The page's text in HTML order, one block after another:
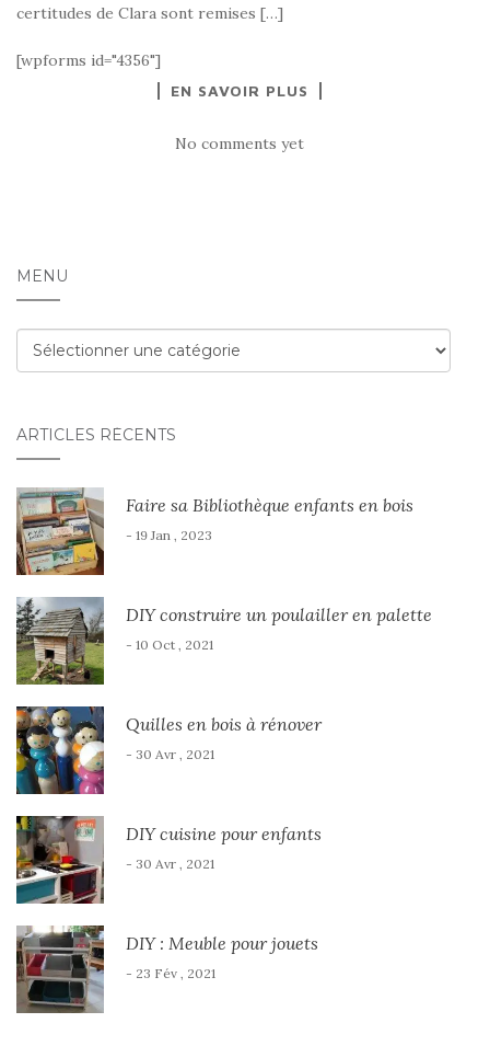
certitudes de Clara sont remises […]
[wpforms id="4356"]
EN SAVOIR PLUS
No comments yet
MENU
Menu
ARTICLES RÉCENTS
Faire sa Bibliothèque enfants en bois
- 19 Jan , 2023
DIY construire un poulailler en palette
- 10 Oct , 2021
Quilles en bois à rénover
- 30 Avr , 2021
DIY cuisine pour enfants
- 30 Avr , 2021
DIY : Meuble pour jouets
- 23 Fév , 2021